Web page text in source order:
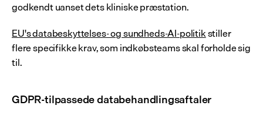
godkendt uanset dets kliniske præstation.
EU's databeskyttelses- og sundheds-AI-politik stiller
flere specifikke krav, som indkøbsteams skal forholde sig
til.
GDPR-tilpassede databehandlingsaftaler